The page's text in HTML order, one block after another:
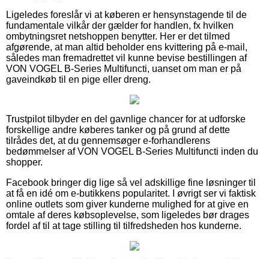
Ligeledes foreslår vi at køberen er hensynstagende til de
fundamentale vilkår der gælder for handlen, fx hvilken
ombytningsret netshoppen benytter. Her er det tilmed
afgørende, at man altid beholder ens kvittering på e-mail,
således man fremadrettet vil kunne bevise bestillingen af
VON VOGEL B-Series Multifuncti, uanset om man er på
gaveindkøb til en pige eller dreng.
Trustpilot tilbyder en del gavnlige chancer for at udforske
forskellige andre køberes tanker og på grund af dette
tilrådes det, at du gennemsøger e-forhandlerens
bedømmelser af VON VOGEL B-Series Multifuncti inden du
shopper.
Facebook bringer dig lige så vel adskillige fine løsninger til
at få en idé om e-butikkens popularitet. I øvrigt ser vi faktisk
online outlets som giver kunderne mulighed for at give en
omtale af deres købsoplevelse, som ligeledes bør drages
fordel af til at tage stilling til tilfredsheden hos kunderne.